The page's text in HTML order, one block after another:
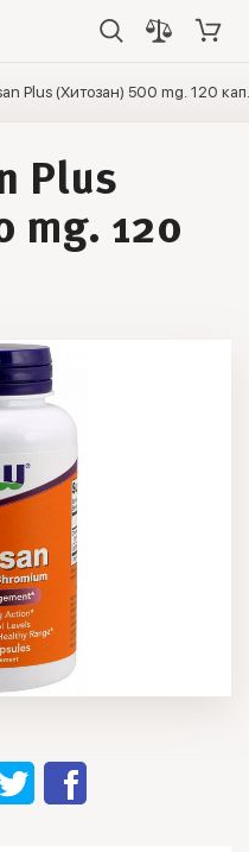
Витамины, минералы,
Plus (Хитозан) 500 mg. 120
Plus
mg. 120